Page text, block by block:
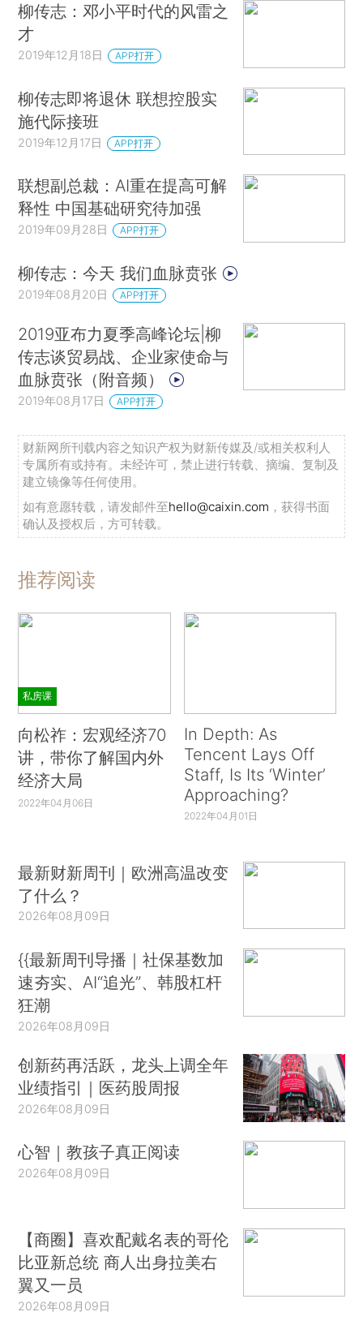
柳传志：邓小平时代的风雷之
才
2019年12月18日 APP打开
柳传志即将退休 联想控股实
施代际接班
2019年12月17日 APP打开
联想副总裁：AI重在提高可解
释性 中国基础研究待加强
2019年09月28日 APP打开
柳传志：今天 我们血脉贲张
2019年08月20日 APP打开
2019亚布力夏季高峰论坛|柳
传志谈贸易战、企业家使命与
血脉贲张（附音频）
2019年08月17日 APP打开
财新网所刊载内容之知识产权为财新传媒及/或相关权利人
专属所有或持有。未经许可，禁止进行转载、摘编、复制及
建立镜像等任何使用。
如有意愿转载，请发邮件至hello@caixin.com ，获得书面
确认及授权后，方可转载。
推荐阅读
私房课
向松祚：宏观经济70
讲，带你了解国内外
经济大局
2022年04月06日
In Depth: As
Tencent Lays Off
Staff, Is Its ‘Winter’
Approaching?
2022年04月01日
最新财新周刊｜欧洲高温改变
了什么？
2026年08月09日
{{最新周刊导播｜社保基数加
速夯实、AI“追光”、韩股杠杆
狂潮
2026年08月09日
创新药再活跃，龙头上调全年
业绩指引｜医药股周报
2026年08月09日
心智｜教孩子真正阅读
2026年08月09日
【商圈】喜欢配戴名表的哥伦
比亚新总统 商人出身拉美右
翼又一员
2026年08月09日